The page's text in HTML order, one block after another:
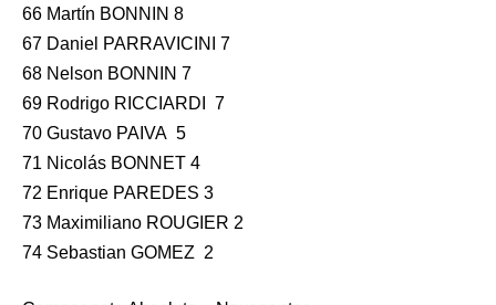
66 Martín BONNIN 8
67 Daniel PARRAVICINI 7
68 Nelson BONNIN 7
69 Rodrigo RICCIARDI 7
70 Gustavo PAIVA 5
71 Nicolás BONNET 4
72 Enrique PAREDES 3
73 Maximiliano ROUGIER 2
74 Sebastian GOMEZ 2